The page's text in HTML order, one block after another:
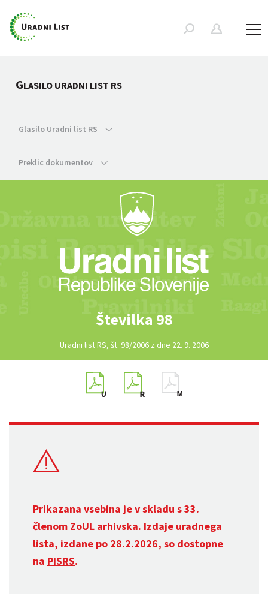
GLASILO URADNI LIST RS
Glasilo Uradni list RS
Preklic dokumentov
Številka 98
Uradni list RS, št. 98/2006 z dne 22. 9. 2006
Prikazana vsebina je v skladu s 33.
členom ZoUL arhivska. Izdaje uradnega
lista, izdane po 28.2.2026, so dostopne
na PISRS.